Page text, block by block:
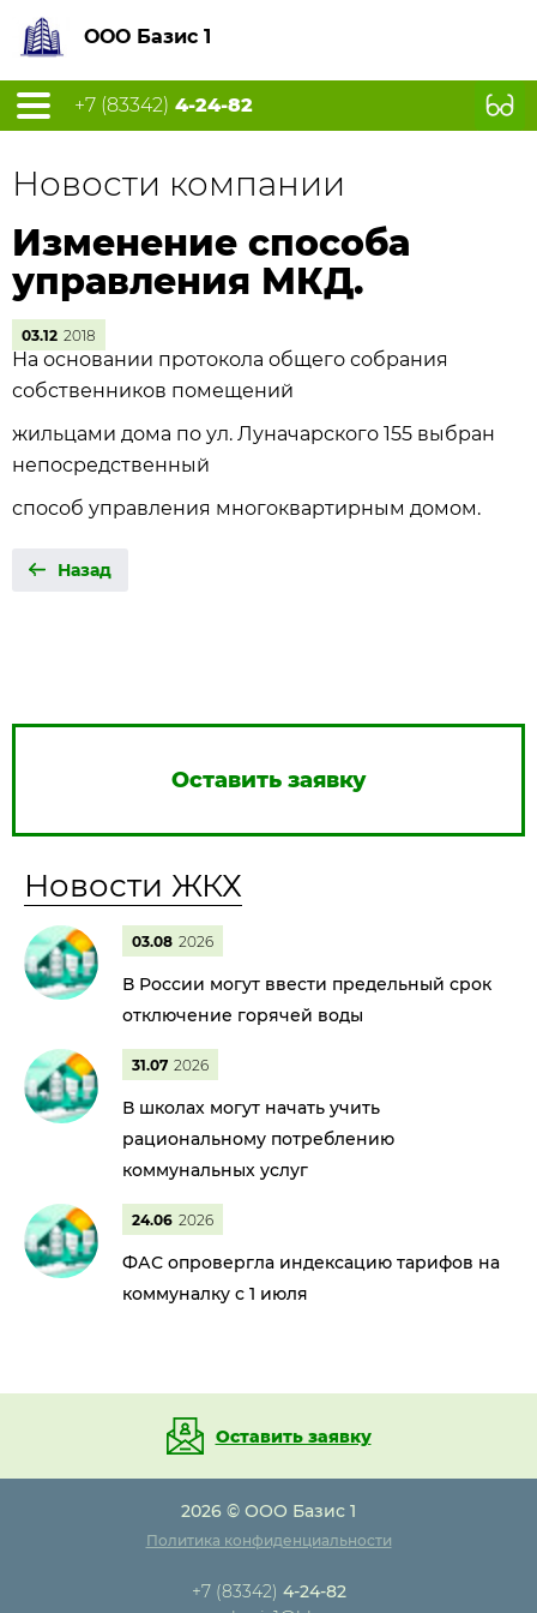
ООО Базис 1
+7 (83342) 4-24-82
Новости компании
Изменение способа
управления МКД.
03.12 2018
На основании протокола общего собрания
собственников помещений
жильцами дома по ул. Луначарского 155 выбран
непосредственный
способ управления многоквартирным домом.
Назад
Оставить заявку
Новости ЖКХ
03.08 2026
В России могут ввести предельный срок
отключение горячей воды
31.07 2026
В школах могут начать учить
рациональному потреблению
коммунальных услуг
24.06 2026
ФАС опровергла индексацию тарифов на
коммуналку с 1 июля
Оставить заявку
2026 © ООО Базис 1
Политика конфиденциальности
+7 (83342) 4-24-82